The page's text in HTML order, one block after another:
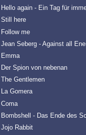
Hello again - Ein Tag für
Still here
Follow me
Jean Seberg - Against all
Emma
Der Spion von nebenan
The Gentlemen
La Gomera
Coma
Bombshell - Das Ende des
Jojo Rabbit